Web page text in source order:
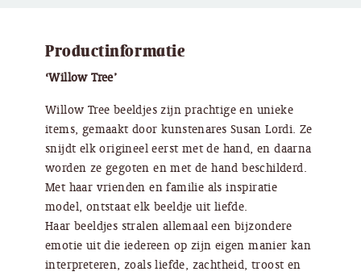
Productinformatie
‘Willow Tree’
Willow Tree beeldjes zijn prachtige en unieke
items, gemaakt door kunstenares Susan Lordi. Ze
snijdt elk origineel eerst met de hand, en daarna
worden ze gegoten en met de hand beschilderd.
Met haar vrienden en familie als inspiratie
model, ontstaat elk beeldje uit liefde.
Haar beeldjes stralen allemaal een bijzondere
emotie uit die iedereen op zijn eigen manier kan
interpreteren, zoals liefde, zachtheid, troost en